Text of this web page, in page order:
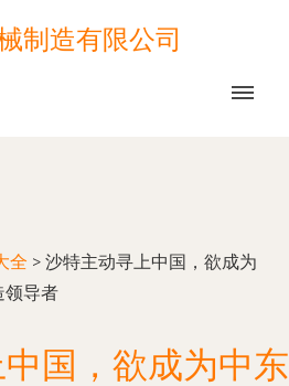
制造有限公司
全 > 沙特主动寻上中国，欲成为
领导者
国，欲成为中东